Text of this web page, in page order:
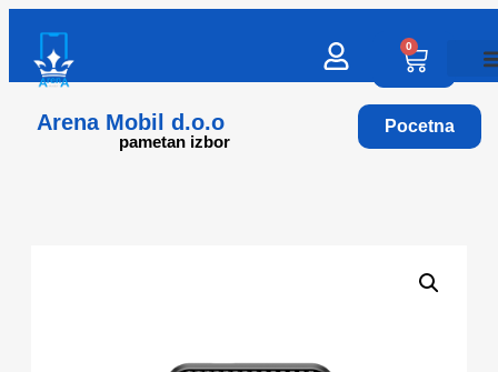
Arena Mobil d.o.o
pametan izbor
0
Pocetna